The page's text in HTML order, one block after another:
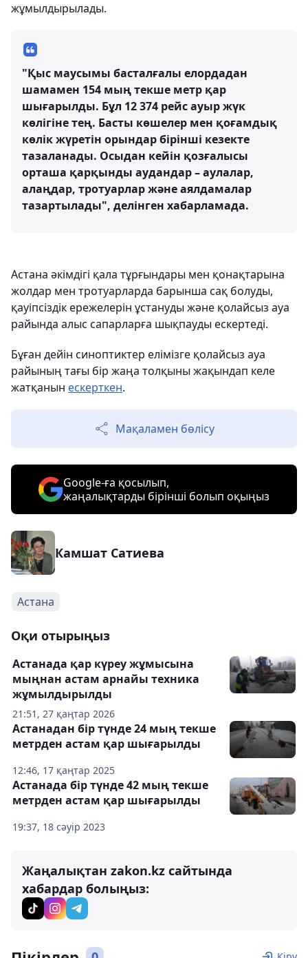
жұмылдырылады.
"Қыс маусымы басталғалы елордадан
шамамен 154 мың текше метр қар
шығарылды. Бұл 12 374 рейс ауыр жүк
көлігіне тең. Басты көшелер мен қоғамдық
көлік жүретін орындар бірінші кезекте
тазаланады. Осыдан кейін қозғалысы
орташа қарқынды аудандар – аулалар,
алаңдар, тротуарлар және аялдамалар
тазартылады", делінген хабарламада.
Астана әкімдігі қала тұрғындары мен қонақтарына
жолдар мен тротуарларда барынша сақ болуды,
қауіпсіздік ережелерін ұстануды және қолайсыз ауа
райында алыс сапарларға шықпауды ескертеді.
Бұған дейін синоптиктер елімізге қолайсыз ауа
райының тағы бір жаңа толқыны жақындап келе
жатқанын ескерткен.
Мақаламен бөлісу
Google-ға қосылып,
жаңалықтарды бірінші болып оқыңыз
Камшат Сатиева
Астана
Оқи отырыңыз
21:51, 27 қаңтар 2026
Астанада қар күреу жұмысына
мыңнан астам арнайы техника
жұмылдырылды
12:46, 17 қаңтар 2025
Астанадан бір түнде 24 мың текше
метрден астам қар шығарылды
19:37, 18 сәуір 2023
Астанада бір түнде 42 мың текше
метрден астам қар шығарылды
Жаңалықтан zakon.kz сайтында
хабардар болыңыз: